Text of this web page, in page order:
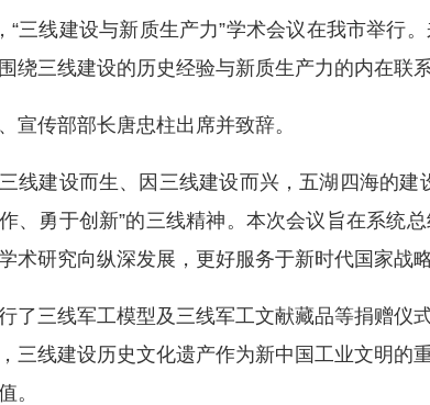
线建设与新质生产力”学术会议在我市举行
绕三线建设的历史经验与新质生产力的内在联
传部部长唐忠柱出席并致辞。
建设而生、因三线建设而兴，五湖四海的建
、勇于创新”的三线精神。本次会议旨在系统
术研究向纵深发展，更好服务于新时代国家战
三线军工模型及三线军工文献藏品等捐赠仪
三线建设历史文化遗产作为新中国工业文明的
。